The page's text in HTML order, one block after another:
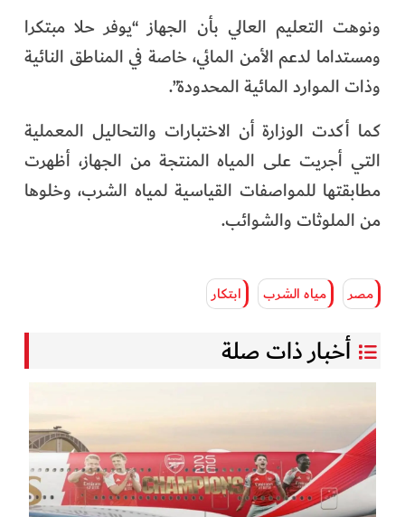
ونوهت التعليم العالي بأن الجهاز “يوفر حلا مبتكرا
ومستداما لدعم الأمن المائي، خاصة في المناطق النائية
وذات الموارد المائية المحدودة”.
كما أكدت الوزارة أن الاختبارات والتحاليل المعملية
التي أجريت على المياه المنتجة من الجهاز، أظهرت
مطابقتها للمواصفات القياسية لمياه الشرب، وخلوها
من الملوثات والشوائب.
مصر مياه الشرب ابتكار
أخبار ذات صلة